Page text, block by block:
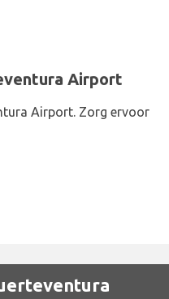
Airport
Airport. Zorg ervoor